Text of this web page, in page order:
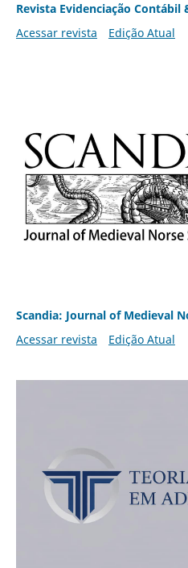
Revista Evidenciação Contábil
Acessar revista
Edição Atual
Scandia: Journal of Medieval
Acessar revista
Edição Atual